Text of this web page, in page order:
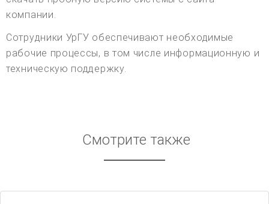
компании.
Сотрудники УрГУ обеспечивают необходимые
рабочие процессы, в том числе информационную и
техническую поддержку.
Смотрите также